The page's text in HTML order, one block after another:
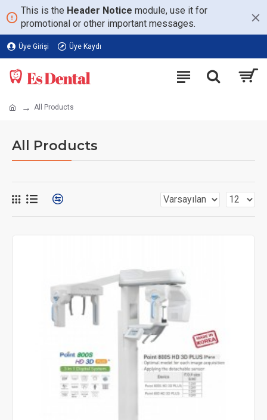
This is the Header Notice module, use it for
promotional or other important messages.
Üye Girişi Üye Kaydı
All Products
All Products